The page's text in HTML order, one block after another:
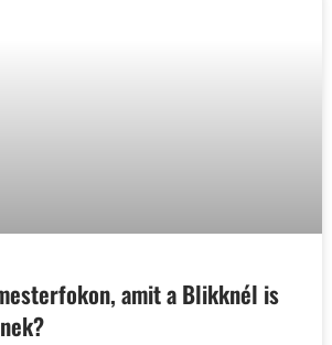
amit a Blikknél is